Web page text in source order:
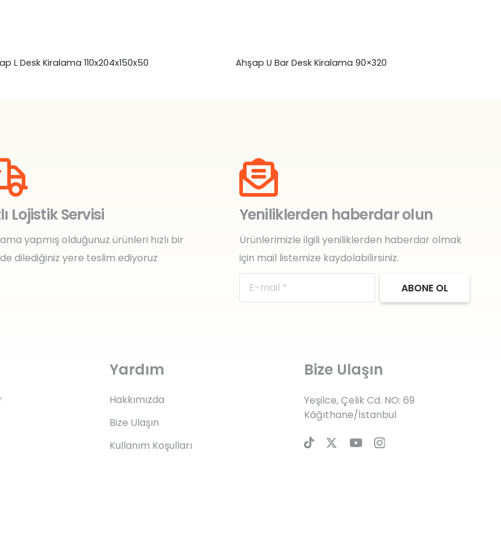
L Desk Kiralama 110x204x150x50 Ahşap U Bar Desk Kiralama 90×320
Lojistik Servisi
yapmış olduğunuz ürünleri hızlı bir
dilediğiniz yere teslim ediyoruz
Yeniliklerden haberdar olun
Ürünlerimizle ilgili yeniliklerden haberdar olmak
için mail listemize kaydolabilirsiniz.
ABONE OL
Yardım
Hakkımızda
Bize Ulaşın
Kullanım Koşulları
Bize Ulaşın
Yeşilce, Çelik Cd. NO: 69
Kâğıthane/İstanbul